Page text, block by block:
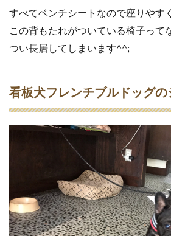
すべてベンチシートなので座りやす
この背もたれがついている椅子って
つい長居してしまいます^^;
看板犬フレンチブルドッグの